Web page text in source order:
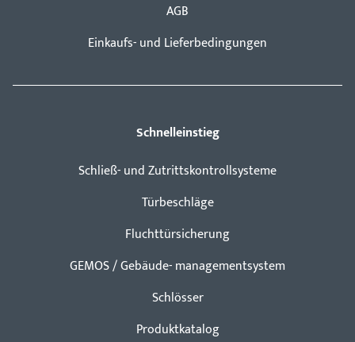
AGB
Einkaufs- und Lieferbedingungen
Schnelleinstieg
Schließ- und Zutrittskontrollsysteme
Türbeschläge
Fluchttürsicherung
GEMOS / Gebäude- managementsystem
Schlösser
Produktkatalog